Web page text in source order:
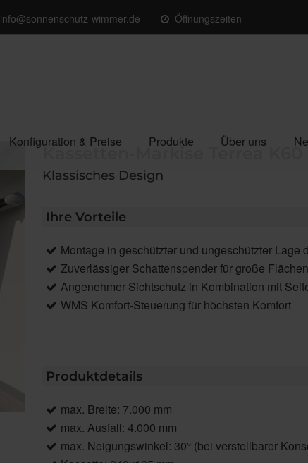
info@sonnenschutz-wimmer.de Öffnungszeiten
Konfiguration & Preise Produkte Über uns
Klassisches Design
Ihre Vorteile
Montage in geschützter und ungeschützter
Zuverlässiger Schattenspender für große Flächen
Angenehmer Sichtschutz in Kombination mit
WMS Komfort-Steuerung für höchsten Komfort
Produktdetails
max. Breite: 7.000 mm
max. Ausfall: 4.000 mm
max. Neigungswinkel: 30° (bei verstellbarer